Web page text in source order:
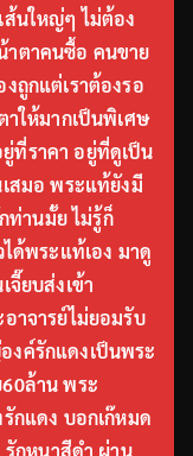
นใหญ่ๆ ไม่ต้อง
าตาคนซื้อ คนขาย
ถูกแต่เราต้องรอ
าให้มากเป็นพิเศษ
ที่ราคา อยู่ที่ดูเป็น
สมอ พระแท้ยังมี
ท่านมั้ย ไม่รู้ก็
ได้พระแท้เอง มาดู
จี๊ยบส่งเข้า
าจารย์ไม่ยอมรับ
ค์รักแดงเป็นพระ
ล้าน พระ
กแดง บอกเก๊หมด